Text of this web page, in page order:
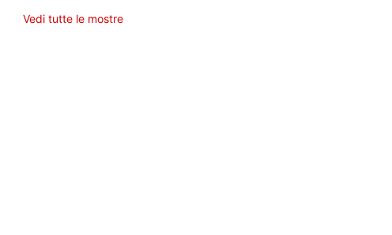
Vedi tutte le mostre